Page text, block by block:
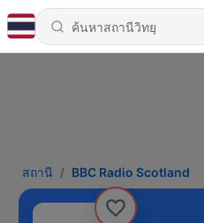
สถานี BBC Radio Scotland